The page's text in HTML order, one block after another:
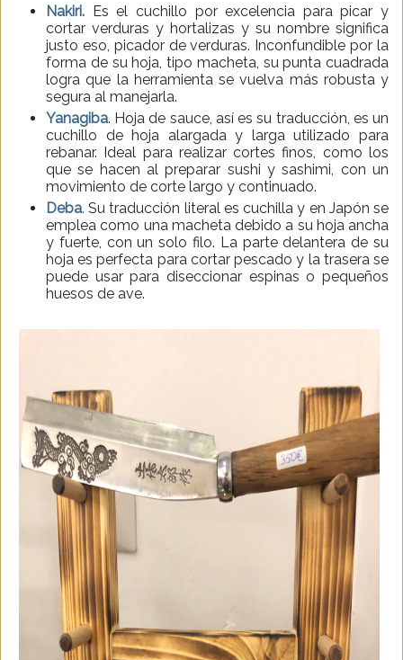
Nakiri. Es el cuchillo por excelencia para picar y
cortar verduras y hortalizas y su nombre significa
justo eso, picador de verduras. Inconfundible por la
forma de su hoja, tipo macheta, su punta cuadrada
logra que la herramienta se vuelva más robusta y
segura al manejarla.
Yanagiba. Hoja de sauce, así es su traducción, es un
cuchillo de hoja alargada y larga utilizado para
rebanar. Ideal para realizar cortes finos, como los
que se hacen al preparar sushi y sashimi, con un
movimiento de corte largo y continuado.
Deba. Su traducción literal es cuchilla y en Japón se
emplea como una macheta debido a su hoja ancha
y fuerte, con un solo filo. La parte delantera de su
hoja es perfecta para cortar pescado y la trasera se
puede usar para diseccionar espinas o pequeños
huesos de ave.